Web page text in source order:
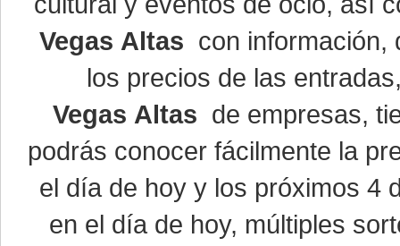
Vegas Altas con información,
los precios de las
Vegas Altas de empresas,
podrás conocer fácilmente la
el día de hoy y los próximos 4
en el día de hoy, múltiples